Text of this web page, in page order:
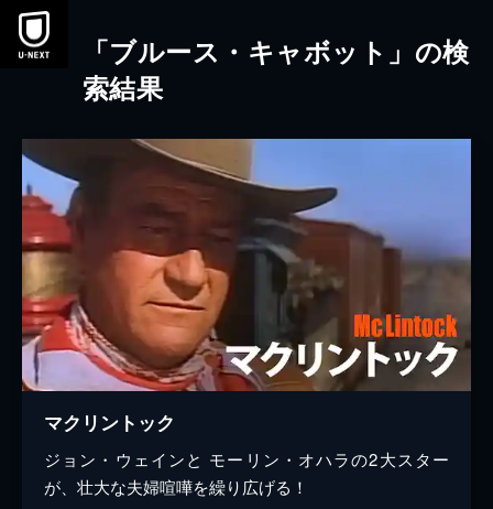
本文へスキップ
「ブルース・キャボット」の検
索結果
マクリントック
ジョン・ウェインと モーリン・オハラの2大スター
が、壮大な夫婦喧嘩を繰り広げる！